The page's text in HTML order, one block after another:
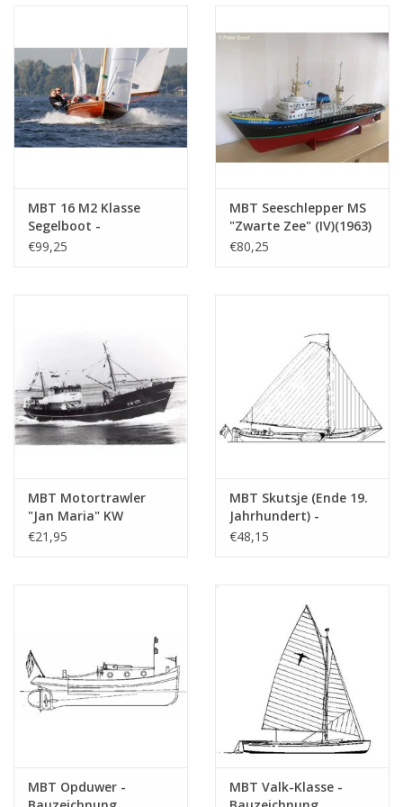
MBT 16 M2 Klasse
Segelboot -
Bauzeichnung
€99,25
MBT Seeschlepper MS
"Zwarte Zee" (IV)(1963)
- L. Smit & Co. -
€80,25
MBT Motortrawler
"Jan Maria" KW
171(1963) - Reederei
€21,95
MBT Skutsje (Ende 19.
Jahrhundert) -
Bauzeichnung
€48,15
MBT Opduwer -
MBT Valk-Klasse -